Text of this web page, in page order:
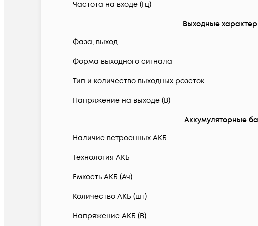
Частота на входе (Гц)
Выходные
Фаза, выход
Форма выходного сигнала
Тип и количество выходных розеток
Напряжение на выходе (В)
Аккумуляторные
Наличие встроенных АКБ
Технология АКБ
Емкость АКБ (Ач)
Количество АКБ (шт)
Напряжение АКБ (В)